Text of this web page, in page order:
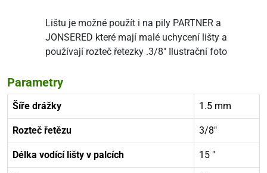
Lištu je možné použít i na pily PARTNER a
JONSERED které mají malé uchycení lišty a
používají rozteč řetezky .3/8" Ilustrační foto
Parametry
Šíře drážky 1.5 mm
Rozteč řetězu 3/8"
Délka vodící lišty v palcích 15 "